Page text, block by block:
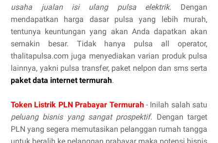
usaha jualan isi ulang pulsa elektrik. Dengan
mendapatkan harga dasar pulsa yang lebih murah,
tentunya keuntungan yang akan Anda dapatkan akan
semakin besar. Tidak hanya pulsa all operator,
thalitapulsa.com juga menyediakan varian produk pulsa
lainnya, yakni pulsa transfer, paket nelpon dan sms serta
paket data internet termurah.
Token Listrik PLN Prabayar Termurah- Inilah salah satu
peluang bisnis yang sangat prospektif. Dengan target
PLN yang segera memutasikan pelanggan rumah tangga